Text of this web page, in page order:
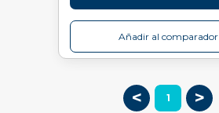
Añadir al comparador
< 1 >